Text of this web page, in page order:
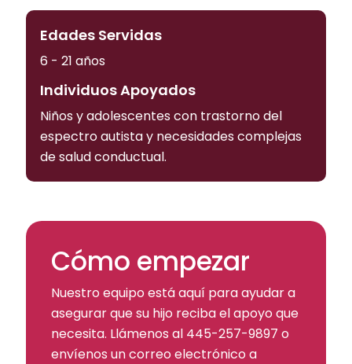
Edades Servidas
6 - 21 años
Individuos Apoyados
Niños y adolescentes con trastorno del
espectro autista y necesidades complejas
de salud conductual.
Cómo empezar
Nuestro equipo está aquí para ayudar a
asegurar que su hijo reciba el apoyo que
necesita. Llámenos al 445-257-9897 o
envíenos un correo electrónico a